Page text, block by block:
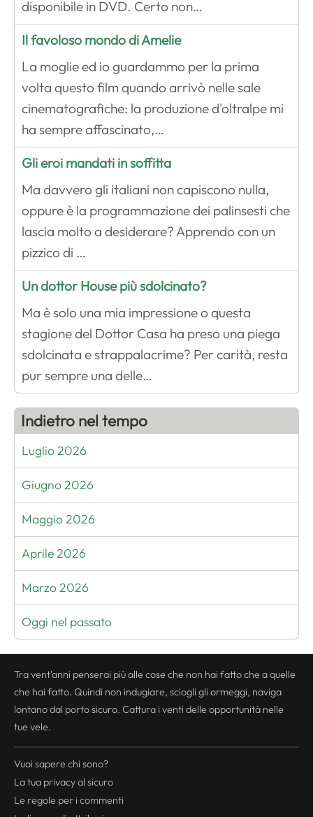
disponibile in DVD. Certo non…
Il favoloso mondo di Amelie
La moglie ed io guardammo per la prima
volta questo film quando arrivò nelle sale
cinematografiche: la produzione d'oltralpe mi
ha sempre affascinato,…
Gli eroi mandati in soffitta
Ma davvero gli italiani non capiscono nulla,
oppure è la programmazione dei palinsesti che
lascia molto a desiderare? Apprendo con un
pizzico di …
Un dottor House più sdolcinato?
Ma è solo una mia impressione o questa
stagione del Dottor Casa ha preso una piega
sdolcinata e strappalacrime? Per carità, resta
pur sempre una delle…
Indietro nel tempo
Luglio 2026
Giugno 2026
Maggio 2026
Aprile 2026
Marzo 2026
Oggi nel passato
Tra vent'anni penserai più alle cose che non hai fatto che a quelle
che hai fatto. Quindi non indugiare, sciogli gli ormeggi, naviga
lontano dal porto sicuro. Cattura i venti delle opportunità nelle
tue vele.
Vuoi sapere chi sono?
La tua privacyal sicuro
Le regole per i commenti